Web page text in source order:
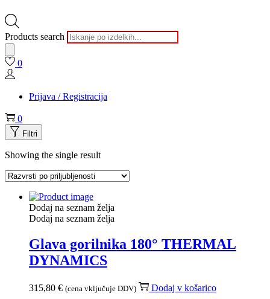
Products search
0
Prijava / Registracija
0
Filtri
Showing the single result
Dodaj na seznam želja
Dodaj na seznam želja
Glava gorilnika 180° THERMAL
DYNAMICS
315,80 € (cena vključuje DDV) Dodaj v košarico